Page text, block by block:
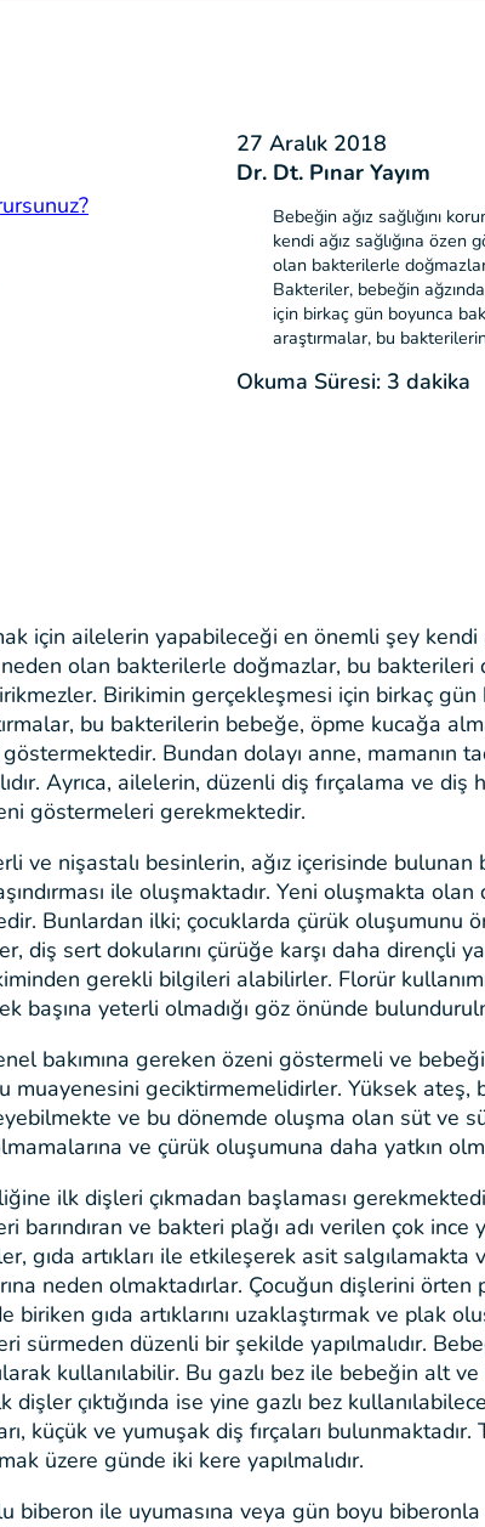
27 Aralık 2018
Dr. Dt. Pınar Yayım
Bebeğin ağız sağlığını
kendi ağız sağlığına
olan bakterilerle
Bakteriler, bebeğin
için birkaç gün boyunca
araştırmalar, bu
Okuma Süresi: 3 dakika
için ailelerin yapabileceği en önemli şey kendi
neden olan bakterilerle doğmazlar, bu
Birikimin gerçekleşmesi için birkaç gün
bu bakterilerin bebeğe, öpme kucağa
Bundan dolayı anne, mamanın
Ayrıca, ailelerin, düzenli diş fırçalama ve
göstermeleri gerekmektedir.
ve nişastalı besinlerin, ağız içerisinde
ile oluşmaktadır. Yeni oluşmakta
Bunlardan ilki; çocuklarda çürük oluşumunu
diş sert dokularını çürüğe karşı daha dirençli
gerekli bilgileri alabilirler. Florür
başına yeterli olmadığı göz önünde
bakımına gereken özeni göstermeli ve
muayenesini geciktirmemelidirler. Yüksek ateş,
ve bu dönemde oluşma olan süt ve
ve çürük oluşumuna daha yatkın
ilk dişleri çıkmadan başlaması
ve bakteri plağı adı verilen çok ince
gıda artıkları ile etkileşerek asit salgılamakta
neden olmaktadırlar. Çocuğun dişlerini
biriken gıda artıklarını uzaklaştırmak ve plak
sürmeden düzenli bir şekilde yapılmalıdır.
kullanılabilir. Bu gazlı bez ile bebeğin alt
çıktığında ise yine gazlı bez
küçük ve yumuşak diş fırçaları
üzere günde iki kere yapılmalıdır.
biberon ile uyumasına veya gün boyu